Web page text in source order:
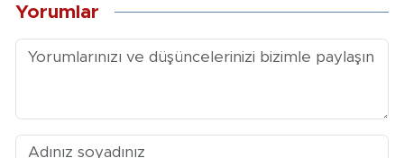
Yorumlar